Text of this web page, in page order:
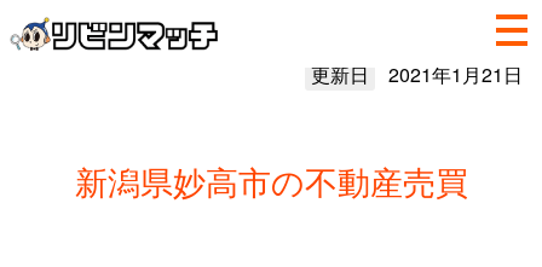
更新日 2021年1月21日
新潟県妙高市の不動産売買